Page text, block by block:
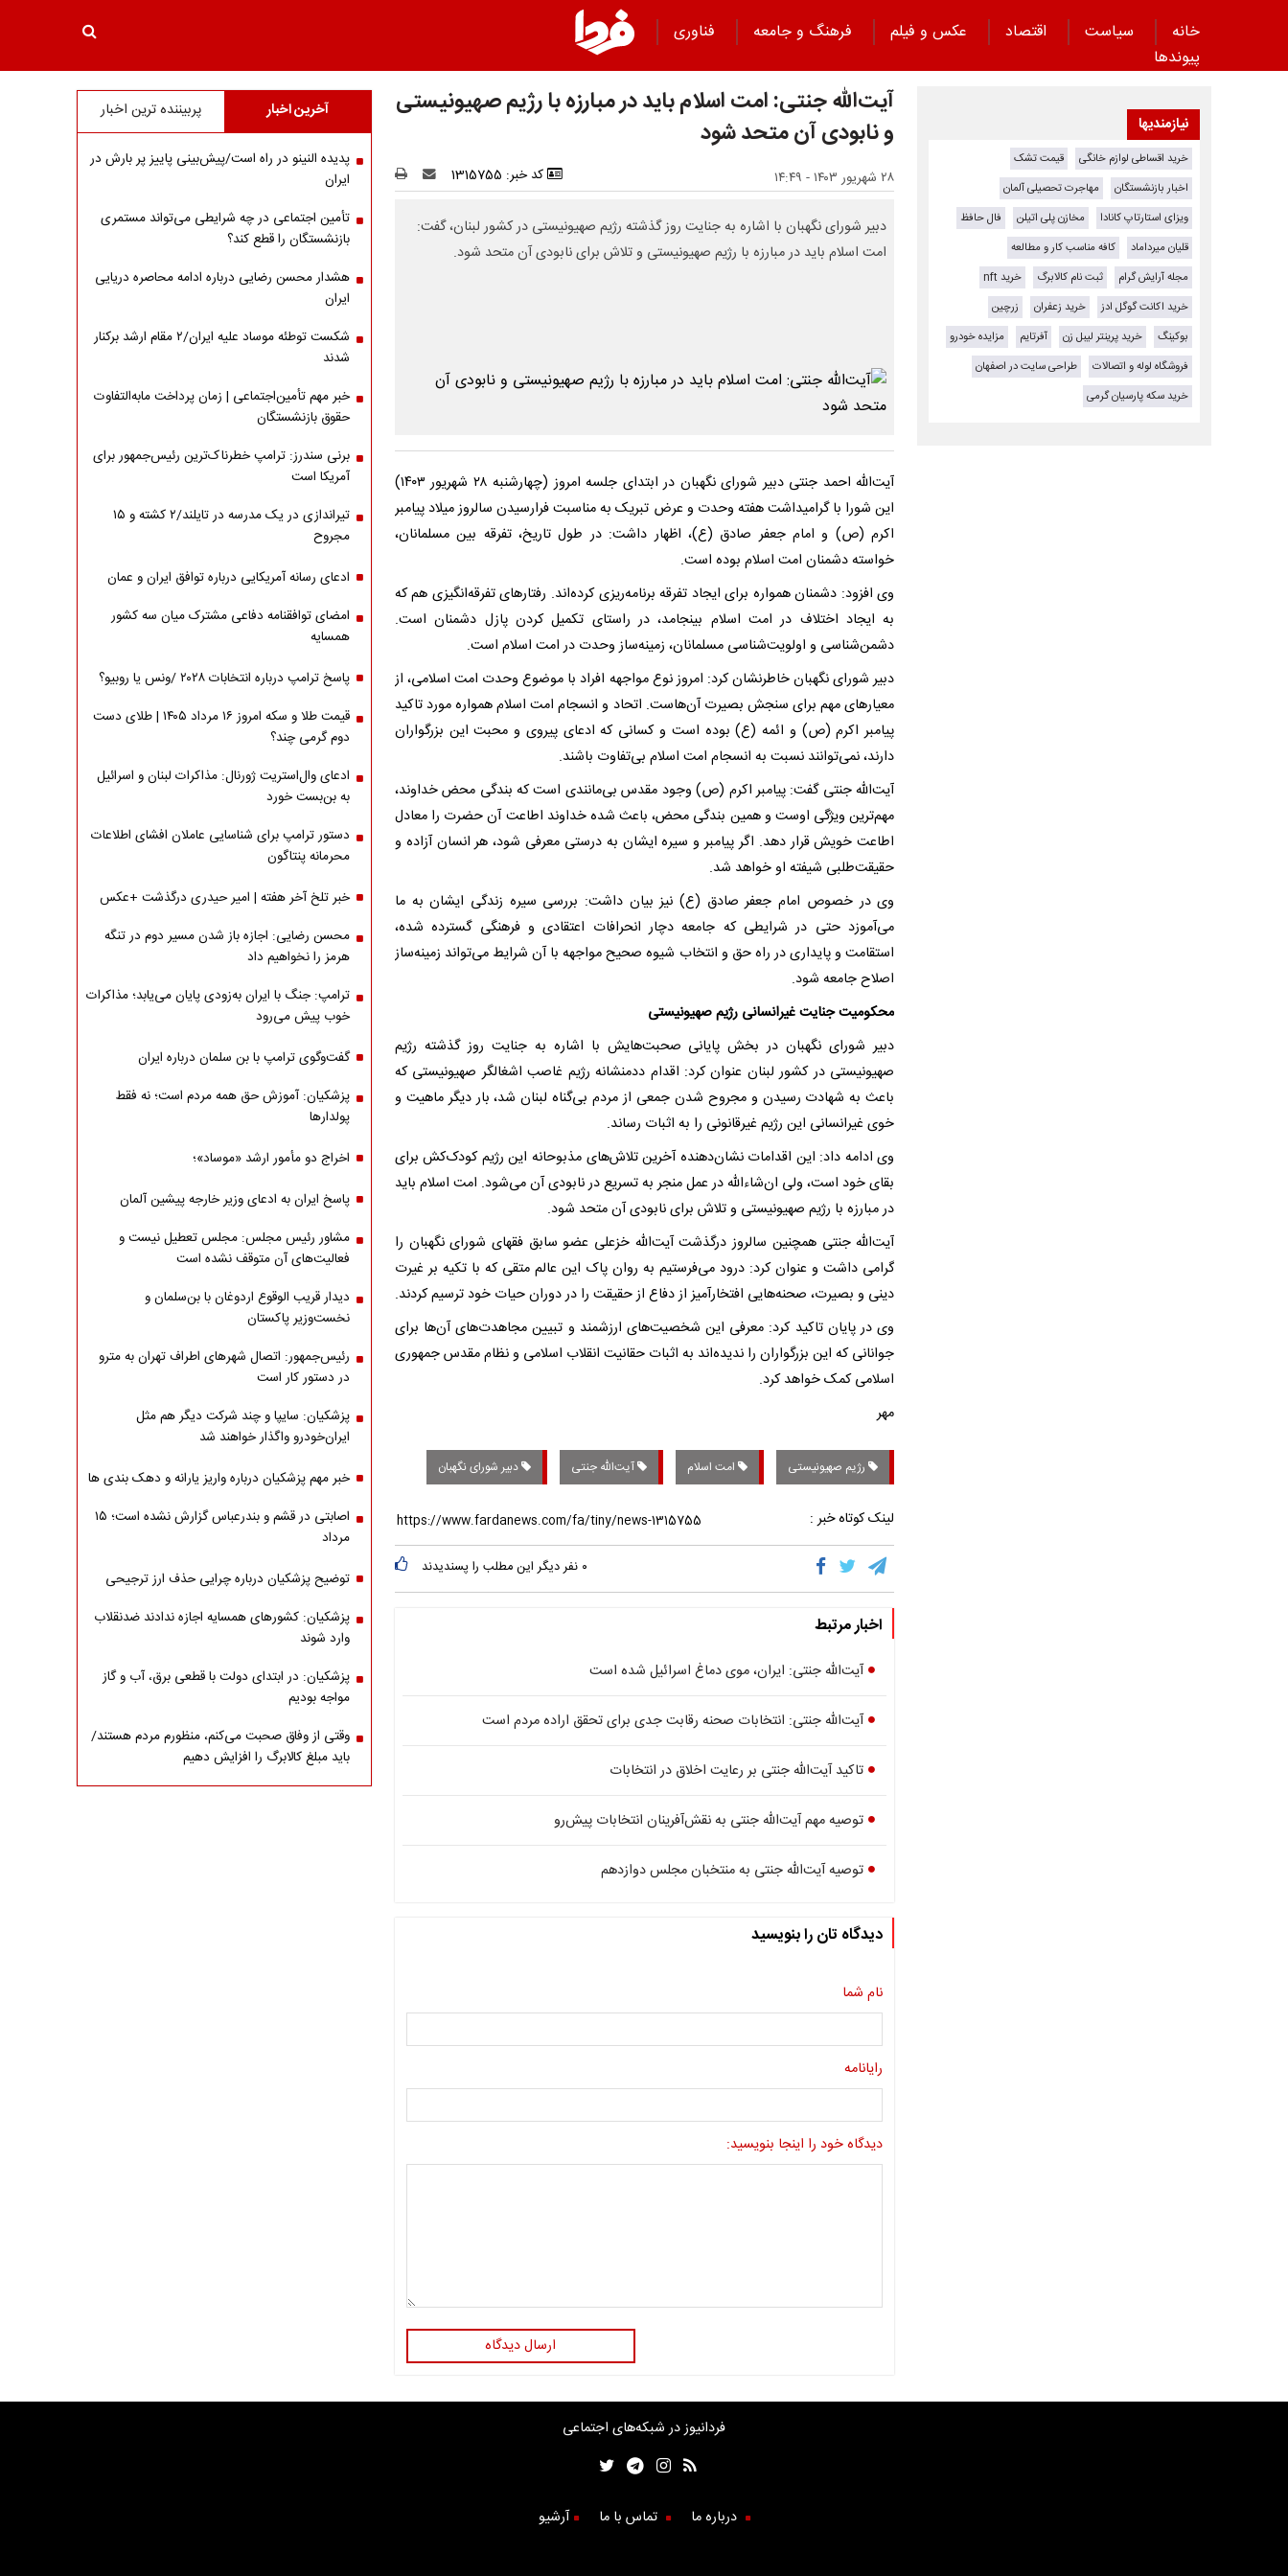
خانه سیاست اقتصاد عکس و فیلم فرهنگ و جامعه
فناوری
پیوند‌ها
آیت‌الله جنتی: امت اسلام باید در مبارزه با رژیم صهیونیستی
و نابودی آن متحد شود
۲۸ شهریور ۱۴۰۳ - ۱۴:۴۹ کد خبر: 1315755
دبیر شورای نگهبان با اشاره به جنایت روز گذشته رژیم صهیونیستی در کشور لبنان، گفت:
امت اسلام باید در مبارزه با رژیم صهیونیستی و تلاش برای نابودی آن متحد شود.
آیت‌الله احمد جنتی دبیر شورای نگهبان در ابتدای جلسه امروز (چهارشنبه ۲۸ شهریور ۱۴۰۳)
این شورا با گرامیداشت هفته وحدت و عرض تبریک به مناسبت فرارسیدن سالروز میلاد پیامبر
اکرم (ص) و امام جعفر صادق (ع)، اظهار داشت: در طول تاریخ، تفرقه بین مسلمانان،
خواسته دشمنان امت اسلام بوده است.
وی افزود: دشمنان همواره برای ایجاد تفرقه برنامه‌ریزی کرده‌اند. رفتارهای تفرقه‌انگیزی هم که
به ایجاد اختلاف در امت اسلام بینجامد، در راستای تکمیل کردن پازل دشمنان است.
دشمن‌شناسی و اولویت‌شناسی مسلمانان، زمینه‌ساز وحدت در امت اسلام است.
دبیر شورای نگهبان خاطرنشان کرد: امروز نوع مواجهه افراد با موضوع وحدت امت اسلامی، از
معیارهای مهم برای سنجش بصیرت آن‌هاست. اتحاد و انسجام امت اسلام همواره مورد تاکید
پیامبر اکرم (ص) و ائمه (ع) بوده است و کسانی که ادعای پیروی و محبت این بزرگواران
دارند، نمی‌توانند نسبت به انسجام امت اسلام بی‌تفاوت باشند.
آیت‌الله جنتی گفت: پیامبر اکرم (ص) وجود مقدس بی‌مانندی است که بندگی محض خداوند،
مهم‌ترین ویژگی اوست و همین بندگی محض، باعث شده خداوند اطاعت آن حضرت را معادل
اطاعت خویش قرار دهد. اگر پیامبر و سیره ایشان به درستی معرفی شود، هر انسان آزاده و
حقیقت‌طلبی شیفته او خواهد شد.
وی در خصوص امام جعفر صادق (ع) نیز بیان داشت: بررسی سیره زندگی ایشان به ما
می‌آموزد حتی در شرایطی که جامعه دچار انحرافات اعتقادی و فرهنگی گسترده شده،
استقامت و پایداری در راه حق و انتخاب شیوه صحیح مواجهه با آن شرایط می‌تواند زمینه‌ساز
اصلاح جامعه شود.
محکومیت جنایت غیرانسانی رژیم صهیونیستی
دبیر شورای نگهبان در بخش پایانی صحبت‌هایش با اشاره به جنایت روز گذشته رژیم
صهیونیستی در کشور لبنان عنوان کرد: اقدام ددمنشانه رژیم غاصب اشغالگر صهیونیستی که
باعث به شهادت رسیدن و مجروح شدن جمعی از مردم بی‌گناه لبنان شد، بار دیگر ماهیت و
خوی غیرانسانی این رژیم غیرقانونی را به اثبات رساند.
وی ادامه داد: این اقدامات نشان‌دهنده آخرین تلاش‌های مذبوحانه این رژیم کودک‌کش برای
بقای خود است، ولی ان‌شاءالله در عمل منجر به تسریع در نابودی آن می‌شود. امت اسلام باید
در مبارزه با رژیم صهیونیستی و تلاش برای نابودی آن متحد شود.
آیت‌الله جنتی همچنین سالروز درگذشت آیت‌الله خزعلی عضو سابق فقهای شورای نگهبان را
گرامی داشت و عنوان کرد: درود می‌فرستیم به روان پاک این عالم متقی که با تکیه بر غیرت
دینی و بصیرت، صحنه‌هایی افتخارآمیز از دفاع از حقیقت را در دوران حیات خود ترسیم کردند.
وی در پایان تاکید کرد: معرفی این شخصیت‌های ارزشمند و تبیین مجاهدت‌های آن‌ها برای
جوانانی که این بزرگواران را ندیده‌اند به اثبات حقانیت انقلاب اسلامی و نظام مقدس جمهوری
اسلامی کمک خواهد کرد.
مهر
رژیم صهیونیستی امت اسلام آیت‌الله جنتی دبیر شورای نگهبان
لینک کوتاه خبر :
۰ نفر دیگر این مطلب را پسندیدند
اخبار مرتبط
آیت‌الله جنتی: ایران، موی دماغ اسرائیل شده است
آیت‌الله جنتی: انتخابات صحنه رقابت جدی برای تحقق اراده مردم است
تاکید آیت‌الله جنتی بر رعایت اخلاق در انتخابات
توصیه مهم آیت‌الله جنتی به نقش‌آفرینان انتخابات پیش‌رو
توصیه آیت‌الله جنتی به منتخبان مجلس دوازدهم
دیدگاه تان را بنویسید
نام شما
رایانامه
دیدگاه خود را اینجا بنویسید:
ارسال دیدگاه
نیازمندیها
خرید اقساطی لوازم خانگی
قیمت تشک
اخبار بازنشستگان
مهاجرت تحصیلی آلمان
ویزای استارتاپ کانادا
مخازن پلی اتیلن
فال حافظ
قلیان میرداماد
کافه مناسب کار و مطالعه
مجله آرایش گرام
ثبت نام کالابرگ
خرید nft
خرید اکانت گوگل ادز
خرید زعفران
زرچین
بوکینگ
خرید پرینتر لیبل زن آفرتایم
مزایده خودرو
فروشگاه لوله و اتصالات
طراحی سایت در اصفهان
خرید سکه پارسیان گرمی
آخرین اخبار پربیننده ترین اخبار
پدیده النینو در راه است/پیش‌بینی پاییز پر بارش در
ایران
تأمین اجتماعی در چه شرایطی می‌تواند مستمری
بازنشستگان را قطع کند؟
هشدار محسن رضایی درباره ادامه محاصره دریایی
ایران
شکست توطئه موساد علیه ایران/۲ مقام‌ ارشد برکنار
شدند
خبر مهم تأمین‌اجتماعی | زمان پرداخت مابه‌التفاوت
حقوق بازنشستگان
برنی سندرز: ترامپ خطرناک‌ترین رئیس‌جمهور برای
آمریکا است
تیراندازی در یک مدرسه در تایلند/۲ کشته و ۱۵
مجروح
ادعای رسانه آمریکایی درباره توافق ایران و عمان
امضای توافقنامه دفاعی مشترک میان سه کشور
همسایه
پاسخ ترامپ درباره انتخابات ۲۰۲۸ /ونس یا روبیو؟
قیمت طلا و سکه امروز ۱۶ مرداد ۱۴۰۵ | طلای دست
دوم گرمی چند؟
ادعای وال‌استریت ژورنال: مذاکرات لبنان و اسرائیل
به بن‌بست خورد
دستور ترامپ برای شناسایی عاملان افشای اطلاعات
محرمانه پنتاگون
خبر تلخ آخر هفته | امیر حیدری درگذشت +عکس
محسن رضایی: اجازه باز شدن مسیر دوم در تنگه
هرمز را نخواهیم داد
ترامپ: جنگ با ایران به‌زودی پایان می‌یابد؛ مذاکرات
خوب پیش می‌رود
گفت‌وگوی ترامپ با بن سلمان درباره ایران
پزشکیان: آموزش حق همه مردم است؛ نه فقط
پولدارها
اخراج دو مأمور ارشد «موساد»؛
پاسخ ایران به ادعای وزیر خارجه پیشین آلمان
مشاور رئیس مجلس: مجلس تعطیل نیست و
فعالیت‌های آن متوقف نشده است
دیدار قریب الوقوع اردوغان با بن‌سلمان و
نخست‌وزیر پاکستان
رئیس‌جمهور: اتصال شهرهای اطراف تهران به مترو
در دستور کار است
پزشکیان: سایپا و چند شرکت دیگر هم مثل
ایران‌خودرو واگذار خواهند شد
خبر مهم پزشکیان درباره واریز یارانه و دهک بندی ها
اصابتی در قشم و بندرعباس گزارش نشده است؛ ۱۵
مرداد
توضیح پزشکیان درباره چرایی حذف ارز ترجیحی
پزشکیان: کشورهای همسایه اجازه ندادند ضدنقلاب
وارد شوند
پزشکیان: در ابتدای دولت با قطعی برق، آب و گاز
مواجه بودیم
وقتی از وفاق صحبت می‌کنم، منظورم مردم هستند/
باید مبلغ کالابرگ را افزایش دهیم
فردانیوز در شبکه‌های اجتماعی
درباره ما تماس با ما آرشیو